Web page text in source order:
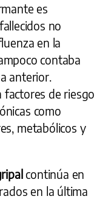
es
no
en la
contaba
anterior.
de riesgo
como
metabólicos y
continúa en
en la última